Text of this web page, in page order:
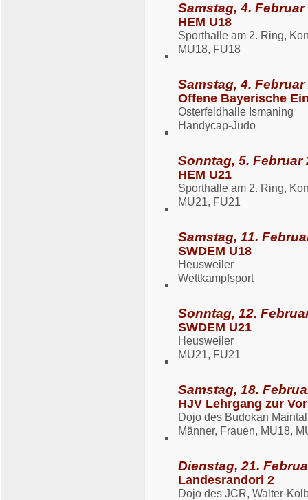
Samstag, 4.
HEM U18
Sporthalle am 2. Ring,
MU18, FU18
Samstag, 4.
Offene Bayerische
Osterfeldhalle Ismaning
Handycap-Judo
Sonntag, 5. Februar
HEM U21
Sporthalle am 2. Ring,
MU21, FU21
Samstag, 11.
SWDEM U18
Heusweiler
Wettkampfsport
Sonntag, 12.
SWDEM U21
Heusweiler
MU21, FU21
Samstag, 18.
HJV Lehrgang zur
Dojo des Budokan
Männer, Frauen, MU18,
Dienstag, 21.
Landesrandori 2
Dojo des JCR, Walter-